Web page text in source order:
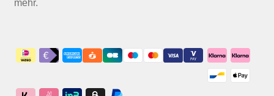
mehr.